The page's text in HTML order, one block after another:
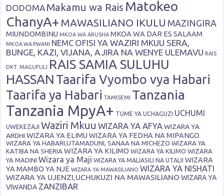
DODOMA Makamu wa Rais Matokeo
ChanyA+ MAWASILIANO IKULU MAZINGIRA
MIUNDOMBINU MKOA WA ARUSHA MKOA WA DAR ES SALAAM
MKOA WA PWANI NEMC OFISI YA WAZIRI MKUU SERA,
BUNGE, KAZI, VIJANA, AJIRA NA WENYE ULEMAVU RAIS
DKT. MAGUFULI RAIS SAMIA SULUHU
HASSAN Taarifa Vyombo vya Habari
Taarifa ya Habari TAMISEMI Tanzania
Tanzania MpyA+ TUME YA UCHAGUZI UCHUMI
UWEKEZAJI Waziri Mkuu WIZARA YA AFYA WIZARA YA
ARDHI WIZARA YA ELIMU WIZARA YA FEDHA NA MIPANGO
WIZARA YA HABARI,UTAMADUNI, SANAA NA MICHEZO WIZARA YA
KATIBA NA SHERIA WIZARA YA KILIMO WIZARA YA KILIMO WIZARA
YA MADINI Wizara ya Maji WIZARA YA MALIASILI NA UTALII WIZARA
YA MAMBO YA NJE WIZARA YA MAWASILIANO WIZARA YA NISHATI
WIZARA YA UJENZI,UCHUKUZI NA MAWASILIANO WIZARA YA
VIWANDA ZANZIBAR